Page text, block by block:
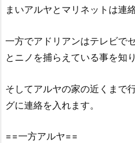
まいアルヤとマリネットは連
一方でアドリアンはテレビで
とニノを捕らえている事を知
そしてアルヤの家の近くまで
グに連絡を入れます。
==一方アルヤ==